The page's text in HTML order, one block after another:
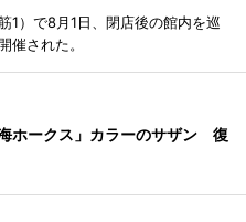
1）で8月1日、閉店後の館内を巡
催された。
ホークス」カラーのサザン 復